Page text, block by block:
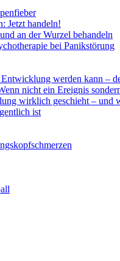
Jetzt handeln!
an der Wurzel behandeln
bei Panikstörung
werden kann –
nicht ein Ereignis
wirklich geschieht – und
ist